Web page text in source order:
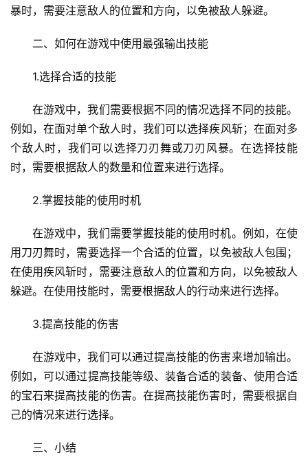
暴时，需要注意敌人的位置和方向，以免被敌人躲避。
二、如何在游戏中使用最强输出技能
1.选择合适的技能
在游戏中，我们需要根据不同的情况选择不同的技能。
例如，在面对单个敌人时，我们可以选择疾风斩；在面对多
个敌人时，我们可以选择刀刃舞或刀刃风暴。在选择技能
时，需要根据敌人的数量和位置来进行选择。
2.掌握技能的使用时机
在游戏中，我们需要掌握技能的使用时机。例如，在使
用刀刃舞时，需要选择一个合适的位置，以免被敌人包围；
在使用疾风斩时，需要注意敌人的位置和方向，以免被敌人
躲避。在使用技能时，需要根据敌人的行动来进行选择。
3.提高技能的伤害
在游戏中，我们可以通过提高技能的伤害来增加输出。
例如，可以通过提高技能等级、装备合适的装备、使用合适
的宝石来提高技能的伤害。在提高技能伤害时，需要根据自
己的情况来进行选择。
三、小结